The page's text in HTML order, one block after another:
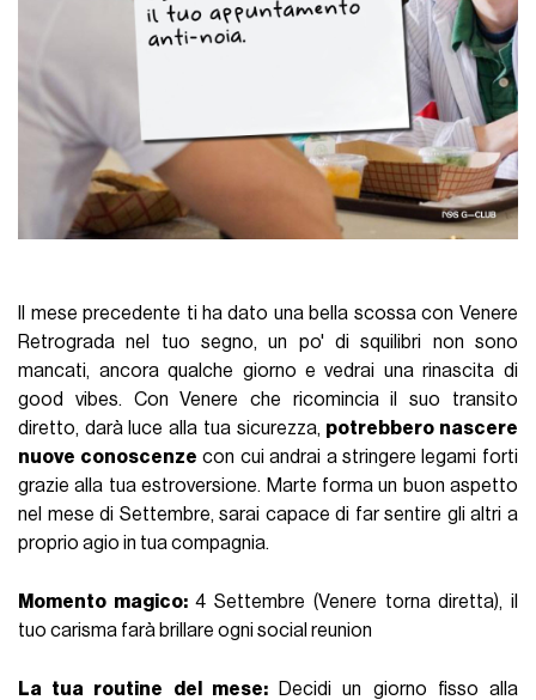
Il mese precedente ti ha dato una bella scossa con Venere
Retrograda nel tuo segno, un po' di squilibri non sono
mancati, ancora qualche giorno e vedrai una rinascita di
good vibes. Con Venere che ricomincia il suo transito
diretto, darà luce alla tua sicurezza, potrebbero nascere
nuove conoscenze con cui andrai a stringere legami forti
grazie alla tua estroversione. Marte forma un buon aspetto
nel mese di Settembre, sarai capace di far sentire gli altri a
proprio agio in tua compagnia.
Momento magico:4 Settembre (Venere torna diretta), il
tuo carisma farà brillare ogni social reunion
La tua routine del mese:Decidi un giorno fisso alla